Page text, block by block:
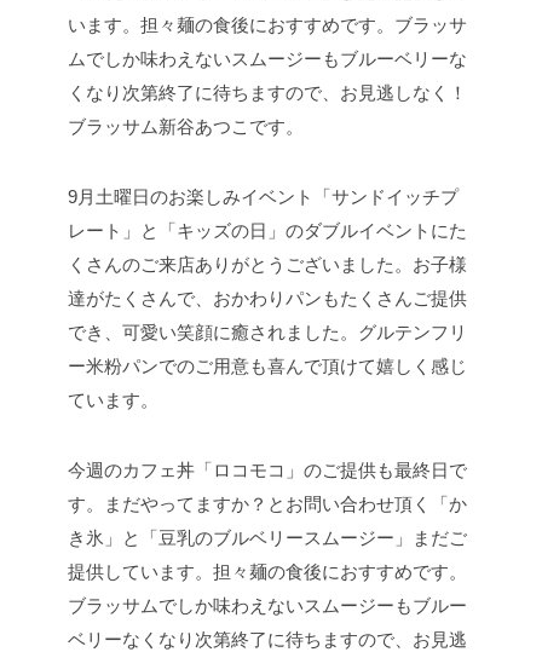
ブラッサム新谷あつこです。
9月土曜日のお楽しみイベント「サンドイッチプ
レート」と「キッズの日」のダブルイベントにた
くさんのご来店ありがとうございました。お子様
達がたくさんで、おかわりパンもたくさんご提供
でき、可愛い笑顔に癒されました。グルテンフリ
ー米粉パンでのご用意も喜んで頂けて嬉しく感じ
ています。
今週のカフェ丼「ロコモコ」のご提供も最終日で
す。まだやってますか？とお問い合わせ頂く「か
き氷」と「豆乳のブルベリースムージー」まだご
提供しています。担々麺の食後におすすめです。
ブラッサムでしか味わえないスムージーもブルー
ベリーなくなり次第終了に待ちますので、お見逃